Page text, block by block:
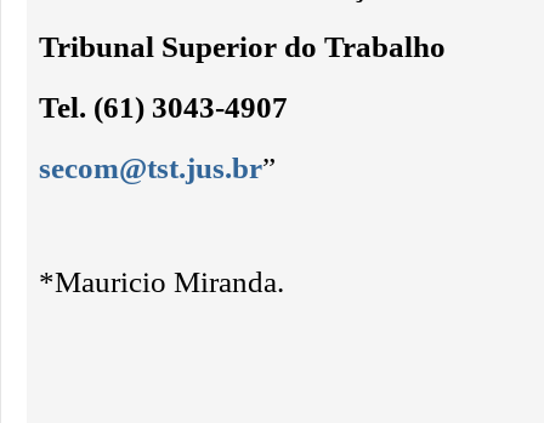
Tribunal Superior do Trabalho
Tel. (61) 3043-4907
secom@tst.jus.br”
*Mauricio Miranda.